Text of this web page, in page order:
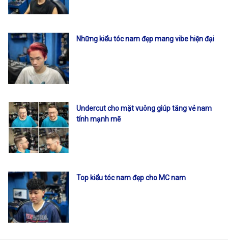
Những kiểu tóc nam đẹp mang vibe hiện đại
Undercut cho mặt vuông giúp tăng vẻ nam
tính mạnh mẽ
Top kiểu tóc nam đẹp cho MC nam